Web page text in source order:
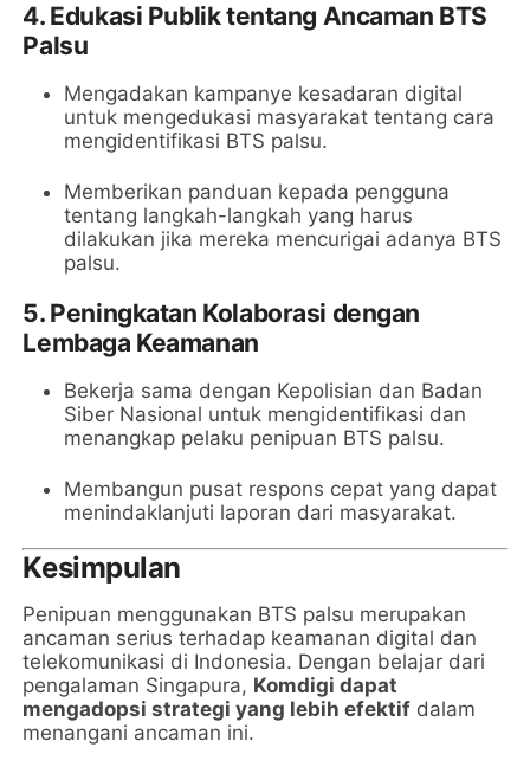
4. Edukasi Publik tentang Ancaman BTS
Palsu
Mengadakan kampanye kesadaran digital
untuk mengedukasi masyarakat tentang cara
mengidentifikasi BTS palsu.
Memberikan panduan kepada pengguna
tentang langkah-langkah yang harus
dilakukan jika mereka mencurigai adanya BTS
palsu.
5. Peningkatan Kolaborasi dengan
Lembaga Keamanan
Bekerja sama dengan Kepolisian dan Badan
Siber Nasional untuk mengidentifikasi dan
menangkap pelaku penipuan BTS palsu.
Membangun pusat respons cepat yang dapat
menindaklanjuti laporan dari masyarakat.
Kesimpulan
Penipuan menggunakan BTS palsu merupakan
ancaman serius terhadap keamanan digital dan
telekomunikasi di Indonesia. Dengan belajar dari
pengalaman Singapura, Komdigi dapat
mengadopsi strategi yang lebih efektif dalam
menangani ancaman ini.